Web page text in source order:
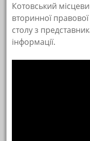
Котовський
вторинної
столу з
інформації.